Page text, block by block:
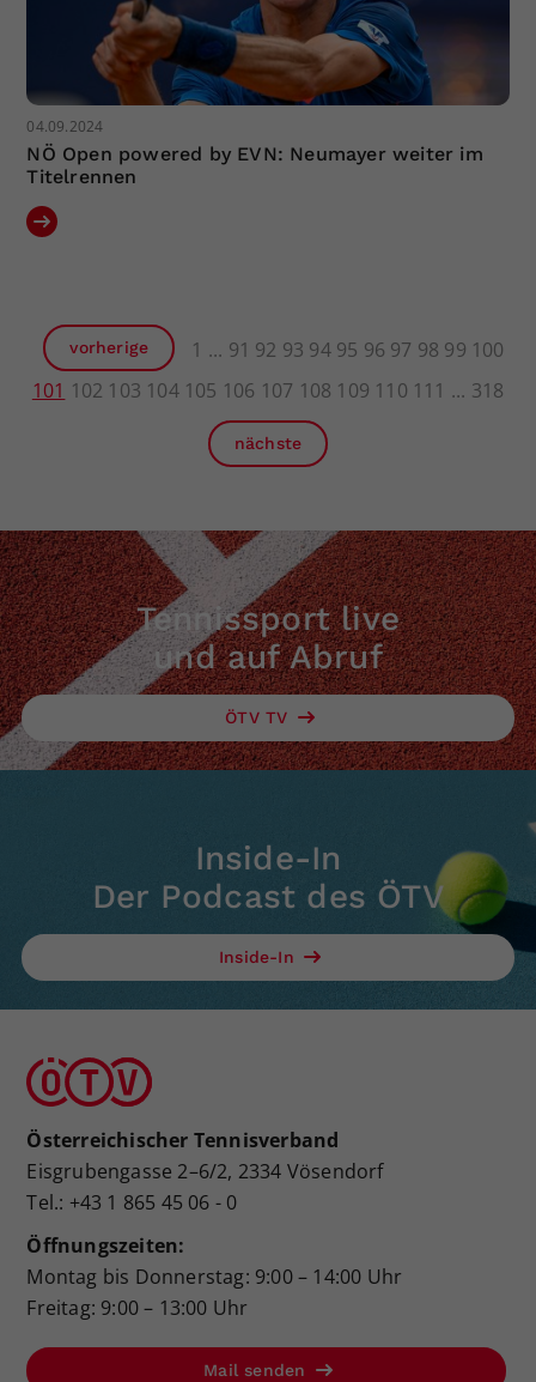
04.09.2024
NÖ Open powered by EVN: Neumayer weiter im
Titelrennen
vorherige 1 91 92 93 94 95 96 97 98 99 100
101 102 103 104 105 106 107 108 109 110 111 318
nächste
Tennissport live
und auf Abruf
ÖTV TV
Inside-In
Der Podcast des ÖTV
Inside-In
Österreichischer Tennisverband
Eisgrubengasse 2–6/2, 2334 Vösendorf
Tel.: +43 1 865 45 06 - 0
Öffnungszeiten:
Montag bis Donnerstag: 9:00 – 14:00 Uhr
Freitag: 9:00 – 13:00 Uhr
Mail senden